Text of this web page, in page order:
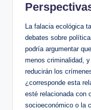
La falacia ecológica
debates sobre
podría argumentar
menos criminalidad,
reducirán los
¿corresponde esta
esté relacionada con
socioeconómico o la